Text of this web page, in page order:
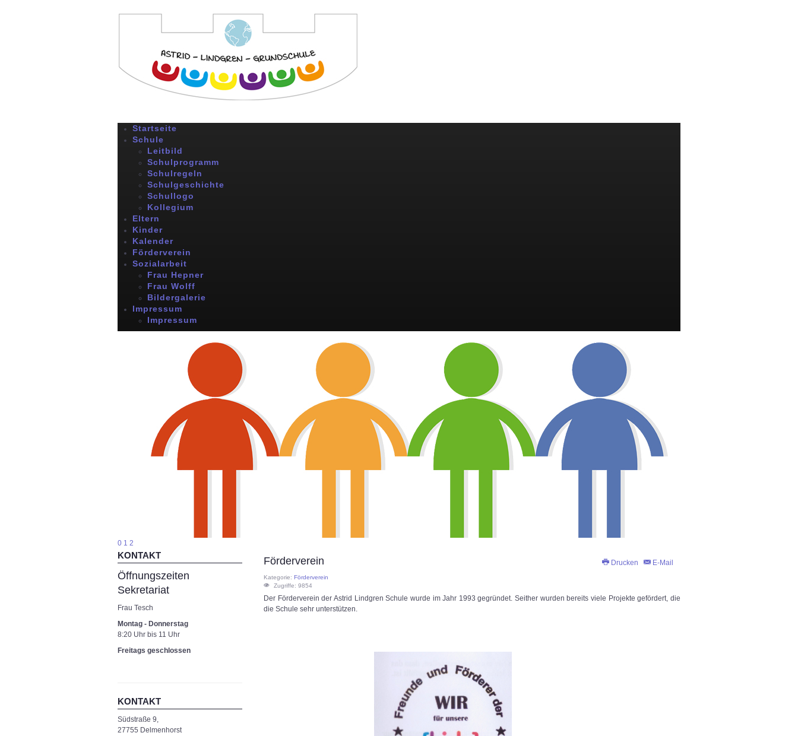
Startseite
Schule
Leitbild
Schulprogramm
Schulregeln
Schulgeschichte
Schullogo
Kollegium
Eltern
Kinder
Kalender
Förderverein
Sozialarbeit
Frau Hepner
Frau Wolff
Bildergalerie
Impressum
Impressum
0 1 2
KONTAKT
Öffnungszeiten
Sekretariat
Frau Tesch
Montag - Donnerstag
8:20 Uhr bis 11 Uhr
Freitags geschlossen
KONTAKT
Südstraße 9,
27755 Delmenhorst
Drucken E-Mail
Förderverein
Kategorie: Förderverein
Zugriffe: 9854
Der Förderverein der Astrid Lindgren Schule wurde im Jahr 1993 gegründet. Seither wurden bereits viele Projekte gefördert, die
die Schule sehr unterstützen.